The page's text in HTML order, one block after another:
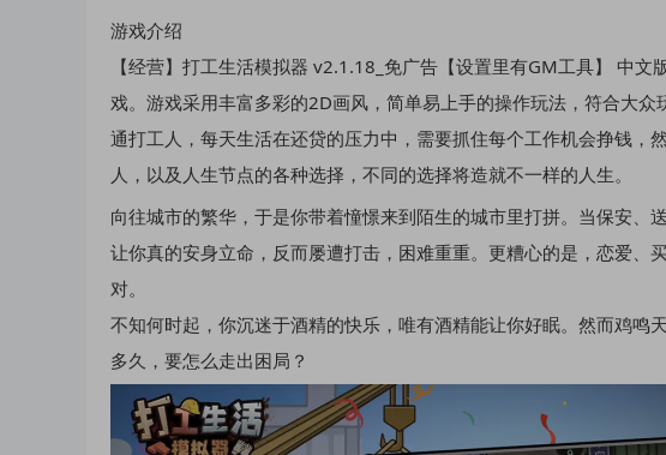
游戏介绍
【经营】打工生活模拟器 v2.1.18_免广告【设置里有GM工具】 中
戏。游戏采用丰富多彩的2D画风，简单易上手的操作玩法，符合大
通打工人，每天生活在还贷的压力中，需要抓住每个工作机会挣钱，
人，以及人生节点的各种选择，不同的选择将造就不一样的人生。
向往城市的繁华，于是你带着憧憬来到陌生的城市里打拼。当保安
让你真的安身立命，反而屡遭打击，困难重重。更糟心的是，恋爱
对。
不知何时起，你沉迷于酒精的快乐，唯有酒精能让你好眠。然而鸡鸣
多久，要怎么走出困局？